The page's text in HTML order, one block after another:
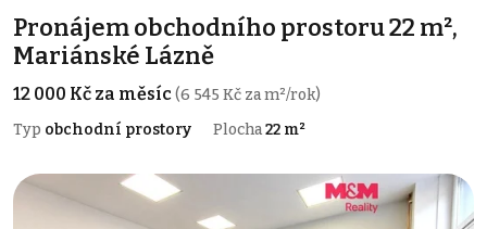
Pronájem obchodního prostoru 22 m²,
Mariánské Lázně
12 000 Kč za měsíc(6 545 Kč za m²/rok)
Typ obchodní prostory Plocha22 m²